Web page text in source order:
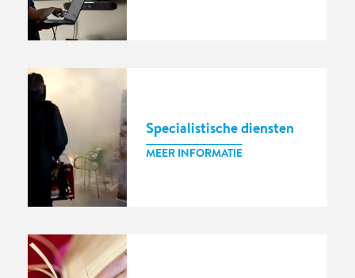
Specialistische diensten
MEER INFORMATIE